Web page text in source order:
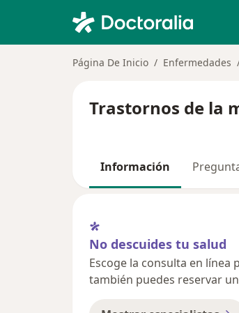
Página De Inicio Enfermedades
Trastornos de la
Información
No descuides tu salud
Escoge la consulta en
también puedes reservar